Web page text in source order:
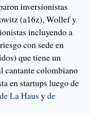
inversionistas
(a16z), Wollef y
incluyendo a
con sede en
que tiene un
cantante colombiano
en startups luego de
de La Haus yde